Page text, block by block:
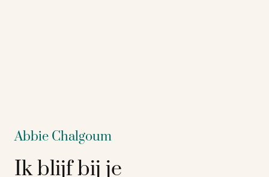
Abbie Chalgoum
Ik blijf bij je